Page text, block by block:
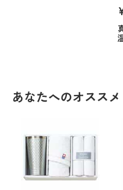
あなたへのオススメ